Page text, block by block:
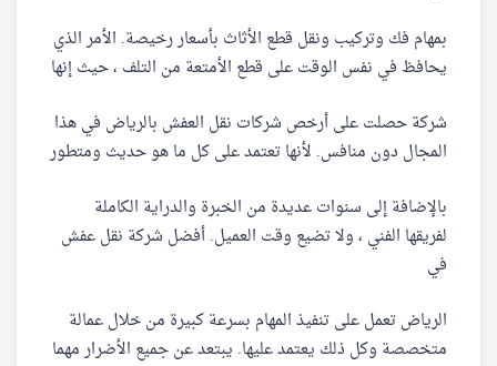
بمهام فك وتركيب ونقل قطع الأثاث بأسعار رخيصة. الأمر الذي
يحافظ في نفس الوقت على قطع الأمتعة من التلف ، حيث إنها
شركة حصلت على أرخص شركات نقل العفش بالرياض في هذا
المجال دون منافس. لأنها تعتمد على كل ما هو حديث ومتطور
بالإضافة إلى سنوات عديدة من الخبرة والدراية الكاملة
لفريقها الفني ، ولا تضيع وقت العميل. أفضل شركة نقل عفش
في
الرياض تعمل على تنفيذ المهام بسرعة كبيرة من خلال عمالة
متخصصة وكل ذلك يعتمد عليها. يبتعد عن جميع الأضرار مهما